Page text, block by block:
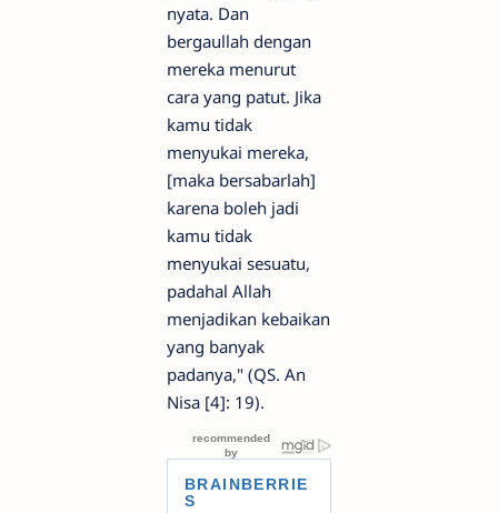
nyata. Dan
bergaullah dengan
mereka menurut
cara yang patut. Jika
kamu tidak
menyukai mereka,
[maka bersabarlah]
karena boleh jadi
kamu tidak
menyukai sesuatu,
padahal Allah
menjadikan kebaikan
yang banyak
padanya," (QS. An
Nisa [4]: 19).